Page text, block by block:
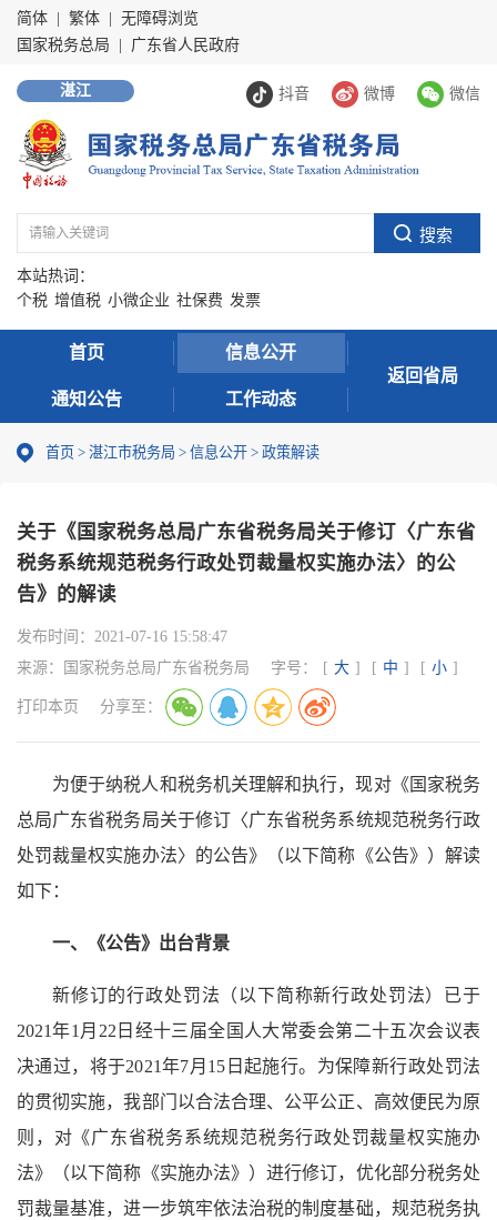
简体 繁体
无障碍浏览
国家税务总局
广东省人民政府
抖音 微博 微信
湛江
本站热词：
个税 增值税 小微企业 社保费 发票
首页 信息公开
通知公告 工作动态
返回省局
首页 > 湛江市税务局 > 信息公开 > 政策解读
关于《国家税务总局广东省税务局关于修订〈广东省
税务系统规范税务行政处罚裁量权实施办法〉的公
告》的解读
发布时间： 2021-07-16 15:58:47
来源：
国家税务总局广东省税务局 字号： [ 大 ] [ 中 ] [ 小 ]
打印本页 分享至：
为便于纳税人和税务机关理解和执行，现对《国家税务
总局广东省税务局关于修订〈广东省税务系统规范税务行政
处罚裁量权实施办法〉的公告》（以下简称《公告》）解读
如下：
一、《公告》出台背景
新修订的行政处罚法（以下简称新行政处罚法）已于
2021年1月22日经十三届全国人大常委会第二十五次会议表
决通过，将于2021年7月15日起施行。为保障新行政处罚法
的贯彻实施，我部门以合法合理、公平公正、高效便民为原
则，对《广东省税务系统规范税务行政处罚裁量权实施办
法》（以下简称《实施办法》）进行修订，优化部分税务处
罚裁量基准，进一步筑牢依法治税的制度基础，规范税务执